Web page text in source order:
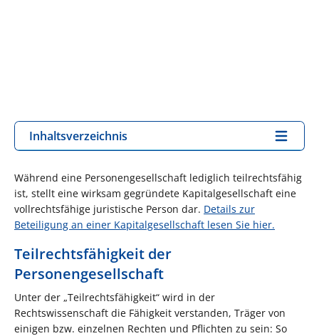
Inhaltsverzeichnis
Während eine Personengesellschaft lediglich teilrechtsfähig
ist, stellt eine wirksam gegründete Kapitalgesellschaft eine
vollrechtsfähige juristische Person dar. Details zur
Beteiligung an einer Kapitalgesellschaft lesen Sie hier.
Teilrechtsfähigkeit der
Personengesellschaft
Unter der „Teilrechtsfähigkeit“ wird in der
Rechtswissenschaft die Fähigkeit verstanden, Träger von
einigen bzw. einzelnen Rechten und Pflichten zu sein: So